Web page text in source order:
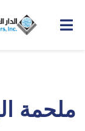
ملحمة